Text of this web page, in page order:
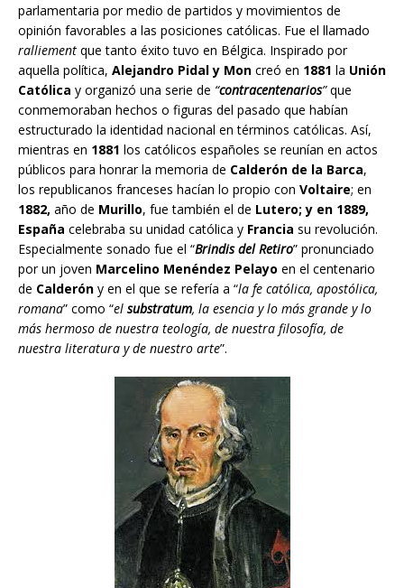
parlamentaria por medio de partidos y movimientos de
opinión favorables a las posiciones católicas. Fue el llamado
ralliement que tanto éxito tuvo en Bélgica. Inspirado por
aquella política, Alejandro Pidal y Mon creó en 1881 la Unión
Católica y organizó una serie de “contracentenarios”que
conmemoraban hechos o figuras del pasado que habían
estructurado la identidad nacional en términos católicas. Así,
mientras en 1881 los católicos españoles se reunían en actos
públicos para honrar la memoria de Calderón de la Barca,
los republicanos franceses hacían lo propio con Voltaire; en
1882, año de Murillo, fue también el de Lutero; y en 1889,
España celebraba su unidad católica y Francia su revolución.
Especialmente sonado fue el “Brindis del Retiro” pronunciado
por un joven Marcelino Menéndez Pelayo en el centenario
de Calderón y en el que se refería a “la fe católica, apostólica,
romana” como “el substratum, la esencia y lo más grande y lo
más hermoso de nuestra teología, de nuestra filosofía, de
nuestra literatura y de nuestro arte”.